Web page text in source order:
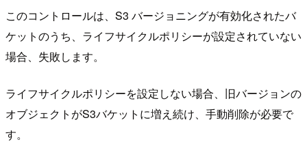
このコントロールは、S3 バージョニングが有効化されたバ
ケットのうち、ライフサイクルポリシーが設定されていない
場合、失敗します。
ライフサイクルポリシーを設定しない場合、旧バージョンの
オブジェクトがS3バケットに増え続け、手動削除が必要で
す。